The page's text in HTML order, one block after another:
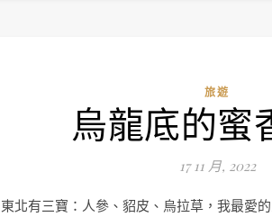
旅遊
烏龍底的蜜
17 11 月, 2022
東北有三寶：人參、貂皮、烏拉草，我最愛